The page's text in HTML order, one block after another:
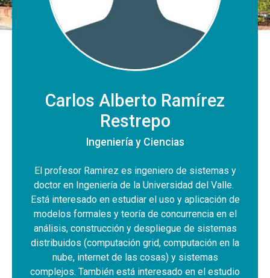
Carlos Alberto Ramírez
Restrepo
Ingeniería y Ciencias
El profesor Ramirez es ingeniero de sistemas y
doctor en Ingeniería de la Universidad del Valle.
Está interesado en estudiar el uso y aplicación de
modelos formales y teoría de concurrencia en el
análisis, construcción y despliegue de sistemas
distribuidos (computación grid, computación en la
nube, internet de las cosas) y sistemas
complejos. También está interesado en el estudio